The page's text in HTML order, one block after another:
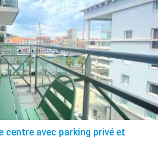
avec parking privé et